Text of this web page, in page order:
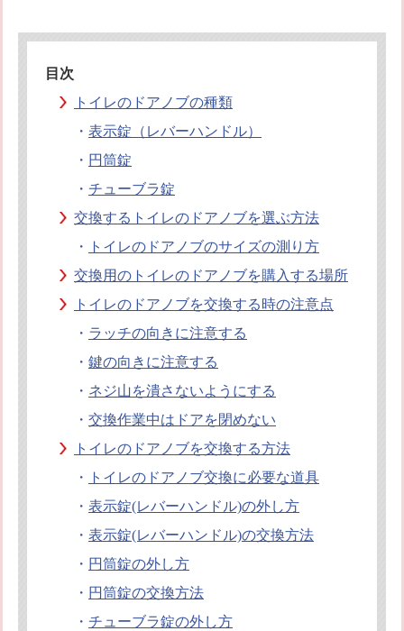
TV出演実績 法人向け提携サービス
目次
トイレのドアノブの種類
・ 表示錠（レバーハンドル）
・ 円筒錠
・ チューブラ錠
交換するトイレのドアノブを選ぶ方法
・
トイレのドアノブのサイズの測り方
交換用のトイレのドアノブを購入する場所
トイレのドアノブを交換する時の注意点
・ ラッチの向きに注意する
・ 鍵の向きに注意する
・ ネジ山を潰さないようにする
・ 交換作業中はドアを閉めない
トイレのドアノブを交換する方法
・
トイレのドアノブ交換に必要な道具
・ 表示錠(レバーハンドル)の外し方
・ 表示錠(レバーハンドル)の交換方法
・ 円筒錠の外し方
・ 円筒錠の交換方法
・ チューブラ錠の外し方